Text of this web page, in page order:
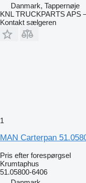
Danmark, Tappernøje
KNL TRUCKPARTS APS
Kontakt sælgeren
1
MAN Carterpan
Pris efter forespørgsel
Krumtaphus
51.05800-6406